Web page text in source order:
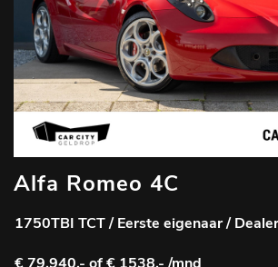
Alfa Romeo 4C
1750TBI TCT / Eerste eigenaar /
€ 79.940,- of € 1538,- /mnd